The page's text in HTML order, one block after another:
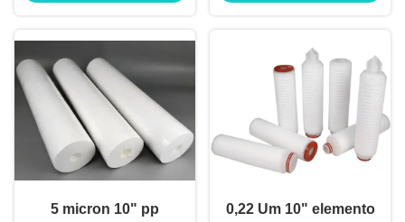
5 micron 10" pp
0,22 Um 10" elemento